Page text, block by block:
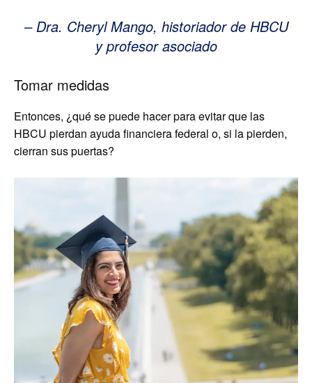
– Dra. Cheryl Mango, historiador de HBCU
y profesor asociado
Tomar medidas
Entonces, ¿qué se puede hacer para evitar que las
HBCU pierdan ayuda financiera federal o, si la pierden,
cierran sus puertas?